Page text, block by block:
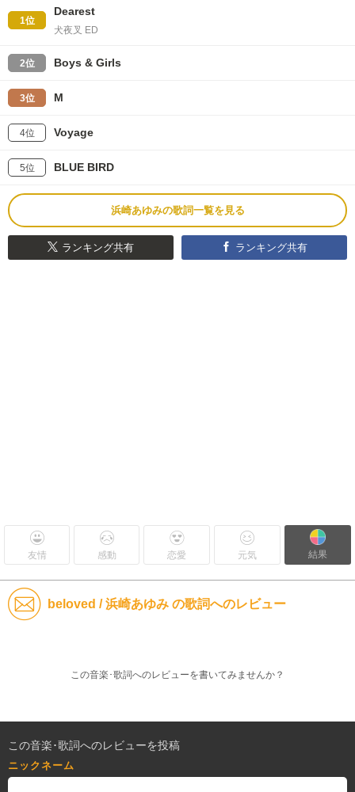
1位
Dearest
犬夜叉 ED
2位 Boys & Girls
3位 M
4位 Voyage
5位 BLUE BIRD
浜崎あゆみの歌詞一覧を見る
ランキング共有 ランキング共有
友情 感動 恋愛 元気 結果
beloved / 浜崎あゆみ の歌詞へのレビュー
この音楽･歌詞へのレビューを書いてみませんか？
この音楽･歌詞へのレビューを投稿
ニックネーム